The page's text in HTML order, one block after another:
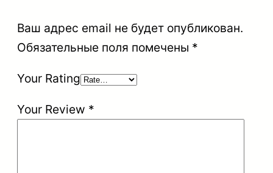
е
д
н
е
Ваш адрес email не будет опубликован.
Обязательные поля помечены *
Your Rating
Your Review *